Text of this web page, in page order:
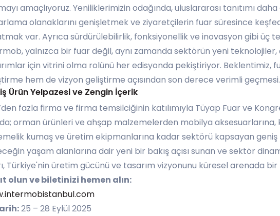
amaçlıyoruz. Yeniliklerimizin odağında, uluslararası tanıtımı
olanaklarını genişletmek ve ziyaretçilerin fuar süresince
var. Ayrıca sürdürülebilirlik, fonksiyonellik ve inovasyon gibi üç
yalnızca bir fuar değil, aynı zamanda sektörün yeni
için vitrini olma rolünü her edisyonda pekiştiriyor. Beklentimiz,
hem de vizyon geliştirme açısından son derece verimli
Ürün Yelpazesi ve Zengin İçerik
fazla firma ve firma temsilciğinin katılımıyla Tüyap Fuar ve
orman ürünleri ve ahşap malzemelerden mobilya
kumaş ve üretim ekipmanlarına kadar sektörü kapsayan
yaşam alanlarına dair yeni bir bakış açısı sunan ve sektör
Türkiye'nin üretim gücünü ve tasarım vizyonunu küresel arenada
olun ve biletinizi hemen alın:
25 – 28 Eylül 2025